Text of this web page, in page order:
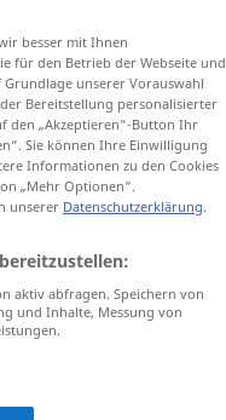
besser mit Ihnen
für den Betrieb der Webseite und
unserer Vorauswahl
Bereitstellung personalisierter
den „Akzeptieren“-Button Ihr
Sie können Ihre Einwilligung
Informationen zu den Cookies
„Mehr Optionen“.
unserer Datenschutzerklärung.
aktiv abfragen. Speichern von
und Inhalte, Messung von